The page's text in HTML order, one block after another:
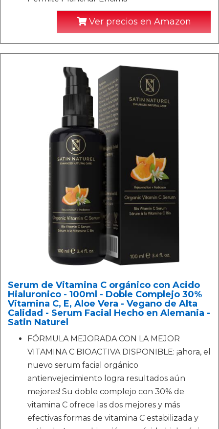
Ver precios en Amazon
Serum de Vitamina C orgánico con Acido
Hialuronico - 100ml - Doble Complejo 30%
Vitamina C, E, Aloe Vera - Vegano de Alta
Calidad - Serum Facial Hecho en Alemania -
Satin Naturel
FÓRMULA MEJORADA CON LA MEJOR
VITAMINA C BIOACTIVA DISPONIBLE: ¡ahora, el
nuevo serum facial orgánico
antienvejecimiento logra resultados aún
mejores! Su doble complejo con 30% de
vitamina C ofrece las dos mejores y más
efectivas formas de vitamina C estabilizada y